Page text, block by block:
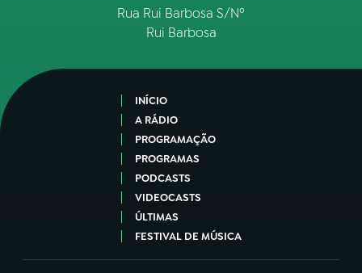
Rua Rui Barbosa S/Nº
Rui Barbosa
INÍCIO
A RÁDIO
PROGRAMAÇÃO
PROGRAMAS
PODCASTS
VIDEOCASTS
ÚLTIMAS
FESTIVAL DE MÚSICA